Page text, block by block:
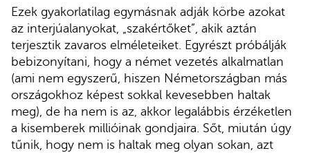
Ezek gyakorlatilag egymásnak adják körbe azokat
az interjúalanyokat, „szakértőket”, akik aztán
terjesztik zavaros elméleteiket. Egyrészt próbálják
bebizonyítani, hogy a német vezetés alkalmatlan
(ami nem egyszerű, hiszen Németországban más
országokhoz képest sokkal kevesebben haltak
meg), de ha nem is az, akkor legalábbis érzéketlen
a kisemberek millióinak gondjaira. Sőt, miután úgy
tűnik, hogy nem is haltak meg olyan sokan, azt